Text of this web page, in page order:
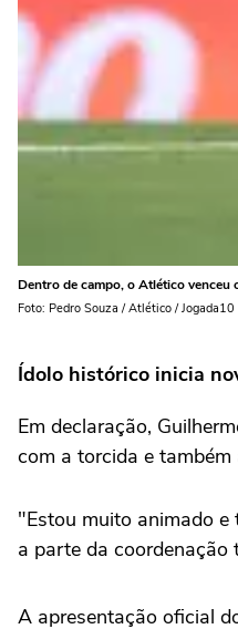
Dentro de campo, o Atlético venceu
Foto: Pedro Souza / Atlético / Jogada10
Ídolo histórico inicia
Em declaração,
com a torcida e
"Estou muito animado
a parte da coordenação
A apresentação oficial